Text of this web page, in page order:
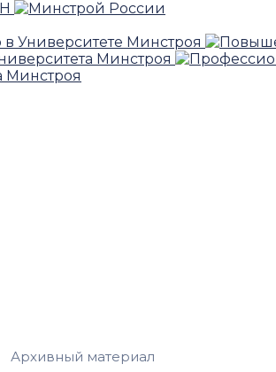
Архивный материал